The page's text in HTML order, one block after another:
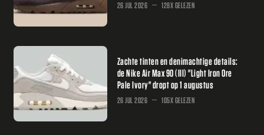
26 JUL 2026 128X GELEZEN
Zachte tinten en denimachtige details:
de Nike Air Max 90 (III) "Light Iron Ore
Pale Ivory" dropt op 1 augustus
26 JUL 2026 105X GELEZEN